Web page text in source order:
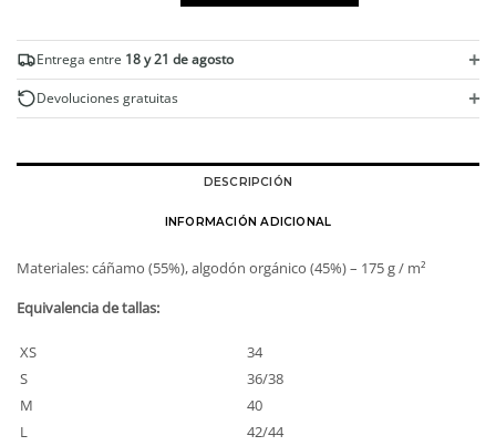
manga
cáñamo
y
Entrega entre 18 y 21 de agosto +
Devoluciones gratuitas +
DESCRIPCIÓN
INFORMACIÓN ADICIONAL
Materiales: cáñamo (55%), algodón orgánico (45%) – 175 g / m²
Equivalencia de tallas:
XS
34
S
36/38
M
40
L
42/44